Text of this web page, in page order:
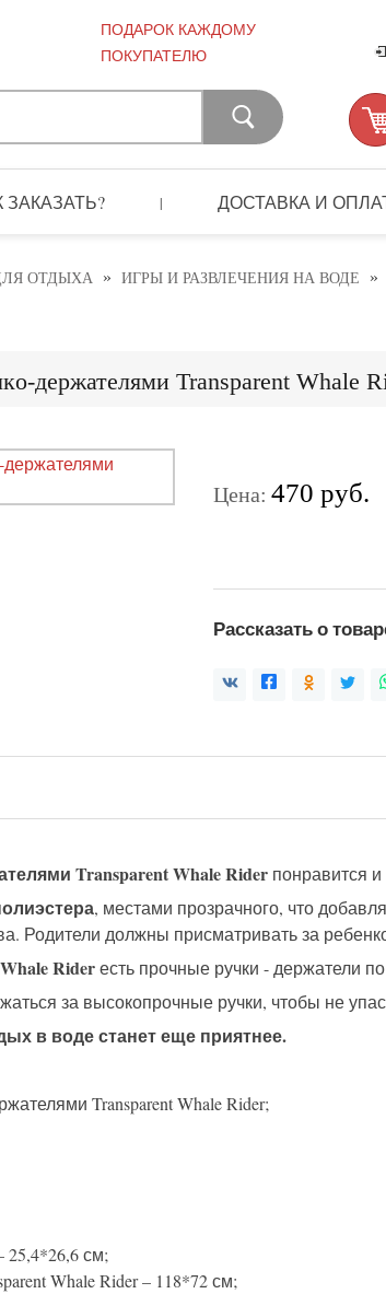
ПОДАРОК КАЖДОМУ
ПОКУПАТЕЛЮ
ЗАКАЗАТЬ? | ДОСТАВКА И
ОТДЫХА » ИГРЫ И РАЗВЛЕЧЕНИЯ НА ВОДЕ »
держателями Transparent Whale
Цена: 470 руб.
Рассказать о
Transparent Whale Rider понравится
, местами прозрачного, что
Родители должны присматривать за
Riderесть прочные ручки - держатели
за высокопрочные ручки, чтобы не
в воде станет еще приятнее.
Transparent Whale Rider;
25,4*26,6 см;
Whale Rider – 118*72 см;